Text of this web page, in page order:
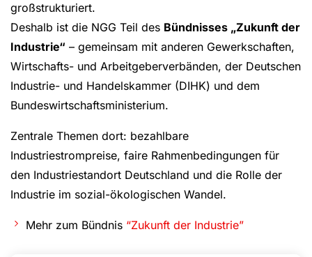
großstrukturiert.
Deshalb ist die NGG Teil des Bündnisses „Zukunft der
Industrie“ – gemeinsam mit anderen Gewerkschaften,
Wirtschafts- und Arbeitgeberverbänden, der Deutschen
Industrie- und Handelskammer (DIHK) und dem
Bundeswirtschaftsministerium.
Zentrale Themen dort: bezahlbare
Industriestrompreise, faire Rahmenbedingungen für
den Industriestandort Deutschland und die Rolle der
Industrie im sozial-ökologischen Wandel.
Mehr zum Bündnis “Zukunft der Industrie”